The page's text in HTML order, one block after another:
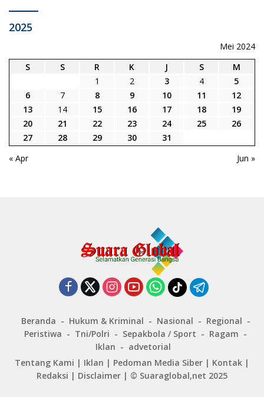
2025
Mei 2024
S
S R K J S
M
1
2 3 4
5
6
7 8 9 10 11
12
13
14 15 16 17 18
19
20
21 22 23 24 25
26
27
28 29 30
31
« Apr
Jun »
Beranda Hukum & Kriminal Nasional
Regional
Peristiwa
Tni/Polri Sepakbola / Sport
Ragam
Iklan
advetorial
Tentang Kami | Iklan | Pedoman Media Siber | Kontak |
Redaksi | Disclaimer | © Suaraglobal,net 2025